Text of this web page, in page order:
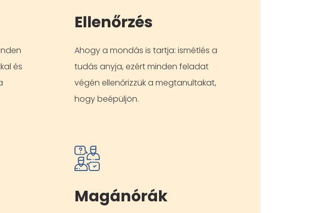
és
Ellenőrzés
Ahogy a mondás is tartja: ismétlés a
tudás anyja, ezért minden feladat
végén ellenőrizzük a megtanultakat,
hogy beépüljön.
Magánórák